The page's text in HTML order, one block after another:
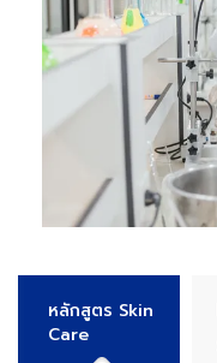
หลักสูตร Skin
Care